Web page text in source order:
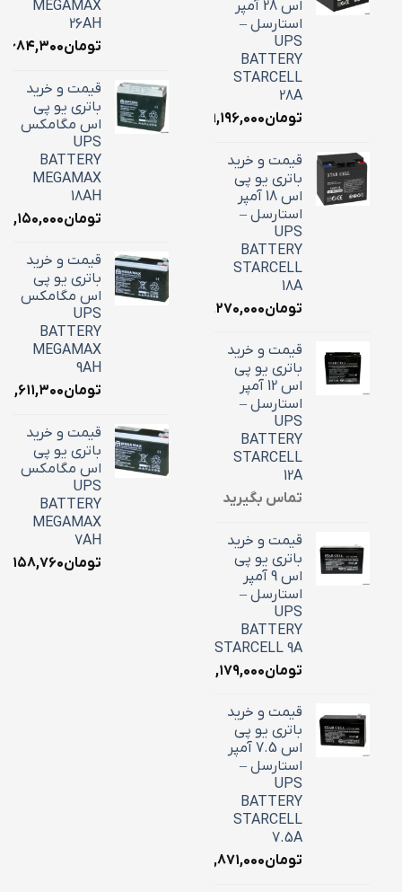
اس 28 آمپر
استارسل –
UPS
BATTERY
STARCELL
28A
تومان۹,۱۹۶,۰۰۰
قیمت و خرید
باتری یو پی
اس 18 آمپر
استارسل –
UPS
BATTERY
STARCELL
18A
تومان۶,۲۷۰,۰۰۰
قیمت و خرید
باتری یو پی
اس 12 آمپر
استارسل –
UPS
BATTERY
STARCELL
12A
تماس بگیرید
قیمت و خرید
باتری یو پی
اس 9 آمپر
استارسل –
UPS
BATTERY
STARCELL 9A
تومان۳,۱۷۹,۰۰۰
قیمت و خرید
باتری یو پی
اس 7.5 آمپر
استارسل –
UPS
BATTERY
STARCELL
7.5A
تومان۲,۸۷۱,۰۰۰
MEGAMAX
26AH
تومان
قیمت و خرید
باتری یو پی
اس مگامکس
UPS
BATTERY
MEGAMAX
18AH
تومان۷,۱۵۰,۰۰۰
قیمت و خرید
باتری یو پی
اس مگامکس
UPS
BATTERY
MEGAMAX
9AH
تومان۳,۶۱۱,۳۰۰
قیمت و خرید
باتری یو پی
اس مگامکس
UPS
BATTERY
MEGAMAX
7AH
تومان